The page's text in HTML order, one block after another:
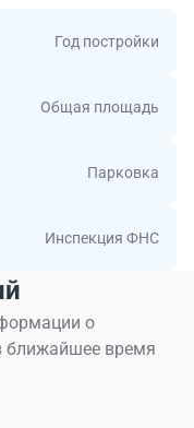
Год постройки
Общая площадь
Парковка
Инспекция ФНС
о
ближайшее время